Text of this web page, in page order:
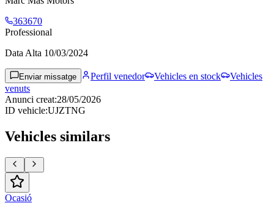
363670
Professional
Data Alta 10/03/2024
Enviar missatge Perfil venedor Vehicles en stock
Vehicles
venuts
Anunci creat:28/05/2026
ID vehicle:UJZTNG
Vehicles similars
Ocasió